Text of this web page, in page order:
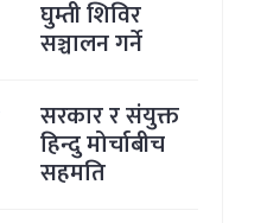
घुम्ती शिविर
सञ्चालन गर्ने
सरकार र संयुक्त
हिन्दु मोर्चाबीच
सहमति